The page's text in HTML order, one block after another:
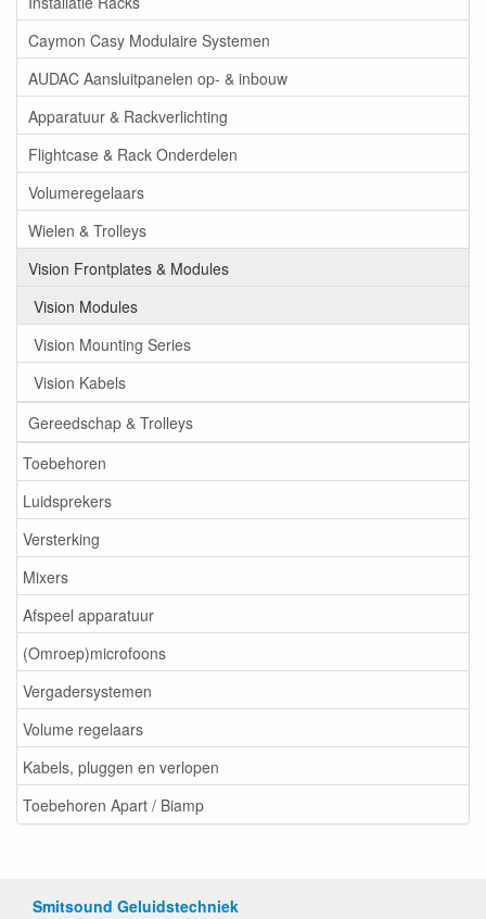
Caymon Casy Modulaire Systemen
AUDAC Aansluitpanelen op- & inbouw
Apparatuur & Rackverlichting
Flightcase & Rack Onderdelen
Volumeregelaars
Wielen & Trolleys
Vision Frontplates & Modules
Vision Modules
Vision Mounting Series
Vision Kabels
Gereedschap & Trolleys
Toebehoren
Luidsprekers
Versterking
Mixers
Afspeel apparatuur
(Omroep)microfoons
Vergadersystemen
Volume regelaars
Kabels, pluggen en verlopen
Toebehoren Apart / Biamp
Smitsound Geluidstechniek